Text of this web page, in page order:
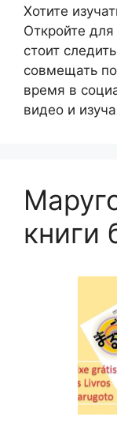
Хотите
Откройте
стоит
совмещать
время в
видео и
книги